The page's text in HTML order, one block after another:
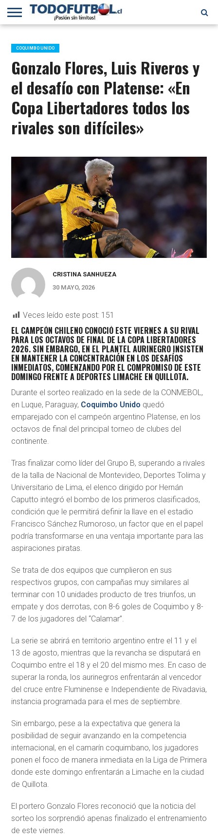
PRIMERA
B
SELECCIÓN
CHILENA
CHILENOS
EN EL
MUNDO
FÚTBOL
INTERNACIONAL
COQUIMBO UNIDO
Gonzalo Flores, Luis Riveros y
el desafío con Platense: «En
Copa Libertadores todos los
rivales son difíciles»
CRISTINA SANHUEZA
30 MAYO, 2026
Veces leído este post: 151
EL CAMPEÓN CHILENO CONOCIÓ ESTE VIERNES A SU RIVAL
PARA LOS OCTAVOS DE FINAL DE LA COPA LIBERTADORES
2026. SIN EMBARGO, EN EL PLANTEL AURINEGRO INSISTEN
EN MANTENER LA CONCENTRACIÓN EN LOS DESAFÍOS
INMEDIATOS, COMENZANDO POR EL COMPROMISO DE ESTE
DOMINGO FRENTE A DEPORTES LIMACHE EN QUILLOTA.
Durante el sorteo realizado en la sede de la CONMEBOL,
en Luque, Paraguay, Coquimbo Unido quedó
emparejado con el campeón argentino Platense, en los
octavos de final del principal torneo de clubes del
continente.
Tras finalizar como líder del Grupo B, superando a rivales
de la talla de Nacional de Montevideo, Deportes Tolima y
Universitario de Lima, el elenco dirigido por Hernán
Caputto integró el bombo de los primeros clasificados,
condición que le permitirá definir la llave en el estadio
Francisco Sánchez Rumoroso, un factor que en el papel
podría transformarse en una ventaja importante para las
aspiraciones piratas.
Se trata de dos equipos que cumplieron en sus
respectivos grupos, con campañas muy similares al
terminar con 10 unidades producto de tres triunfos, un
empate y dos derrotas, con 8-6 goles de Coquimbo y 8-
7 de los jugadores del “Calamar”.
La serie se abrirá en territorio argentino entre el 11 y el
13 de agosto, mientras que la revancha se disputará en
Coquimbo entre el 18 y el 20 del mismo mes. En caso de
superar la ronda, los aurinegros enfrentarán al vencedor
del cruce entre Fluminense e Independiente de Rivadavia,
instancia programada para el mes de septiembre.
Sin embargo, pese a la expectativa que genera la
posibilidad de seguir avanzando en la competencia
internacional, en el camarín coquimbano, los jugadores
ponen el foco de manera inmediata en la Liga de Primera
donde este domingo enfrentarán a Limache en la ciudad
de Quillota.
El portero Gonzalo Flores reconoció que la noticia del
sorteo los sorprendió apenas finalizado el entrenamiento
de este viernes.